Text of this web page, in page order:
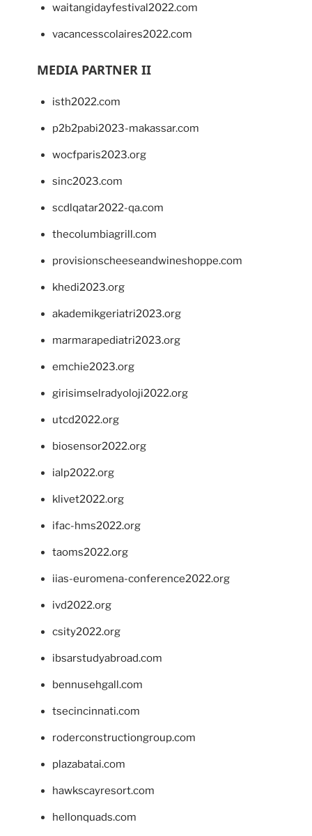
waitangidayfestival2022.com
vacancesscolaires2022.com
MEDIA PARTNER II
isth2022.com
p2b2pabi2023-makassar.com
wocfparis2023.org
sinc2023.com
scdlqatar2022-qa.com
thecolumbiagrill.com
provisionscheeseandwineshoppe.com
khedi2023.org
akademikgeriatri2023.org
marmarapediatri2023.org
emchie2023.org
girisimselradyoloji2022.org
utcd2022.org
biosensor2022.org
ialp2022.org
klivet2022.org
ifac-hms2022.org
taoms2022.org
iias-euromena-conference2022.org
ivd2022.org
csity2022.org
ibsarstudyabroad.com
bennusehgall.com
tsecincinnati.com
roderconstructiongroup.com
plazabatai.com
hawkscayresort.com
hellonquads.com